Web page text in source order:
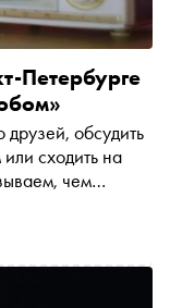
Петербурге
обсудить
сходить на
чем